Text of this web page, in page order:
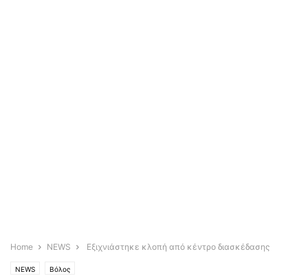
Home NEWS Εξιχνιάστηκε κλοπή από κέντρο διασκέδασης
NEWS Βόλος